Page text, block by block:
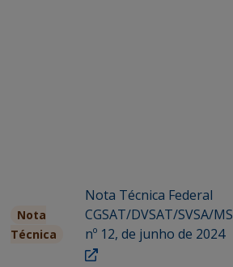
Nota
Técnica
Nota Técnica Federal
CGSAT/DVSAT/SVSA/MS
nº 12, de junho de 2024